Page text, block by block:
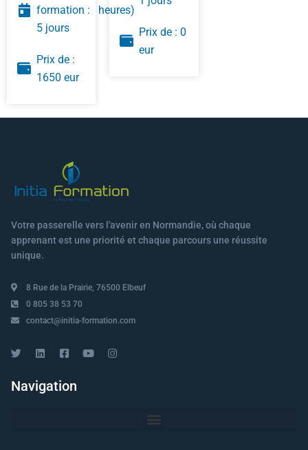
formation :
5 jours
Prix de :
1650 eur
heures)
Prix de : 0
eur
Votre passerelle vers l'avenir en Normandie, où chaque
apprenant est une priorité et chaque parcours une réussite
unique.
8 Rue de la Prairie, 76500 Elbeuf
0 805 38 53 70
contact@initia-formation.com
Navigation